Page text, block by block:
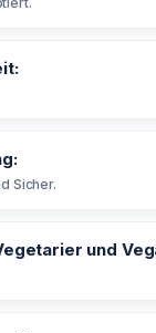
Sicher.
und